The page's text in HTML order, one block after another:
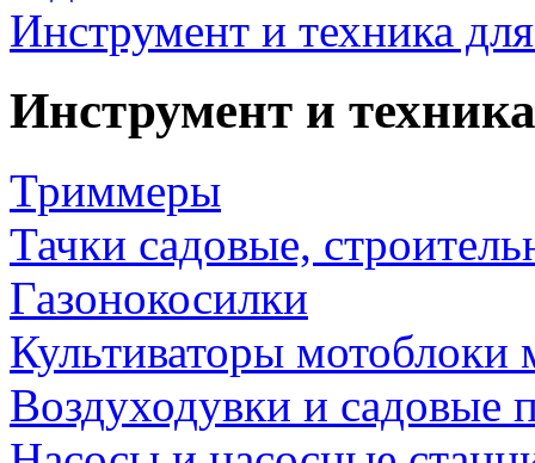
Инструмент и техника
Инструмент и
Триммеры
Тачки садовые,
Газонокосилки
Культиваторы мотоблоки
Воздуходувки и садовые